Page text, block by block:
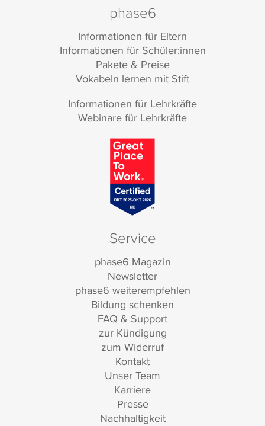
phase6
Informationen für Eltern
Informationen für Schüler:innen
Pakete & Preise
Vokabeln lernen mit Stift
Informationen für Lehrkräfte
Webinare für Lehrkräfte
Service
phase6 Magazin
Newsletter
phase6 weiterempfehlen
Bildung schenken
FAQ & Support
zur Kündigung
zum Widerruf
Kontakt
Unser Team
Karriere
Presse
Nachhaltigkeit